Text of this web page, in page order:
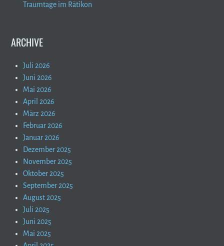
Traumtage im Rätikon
ARCHIVE
Juli 2026
Juni 2026
Mai 2026
April 2026
März 2026
Februar 2026
Januar 2026
Dezember 2025
November 2025
Oktober 2025
September 2025
August 2025
Juli 2025
Juni 2025
Mai 2025